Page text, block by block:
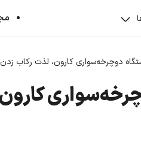
دوچرخه‌سواری کارون، لذت رکاب زدن